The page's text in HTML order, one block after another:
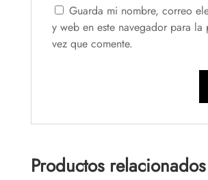
Guarda mi nombre, correo
y web en este navegador para la
vez que comente.
Productos relacionados